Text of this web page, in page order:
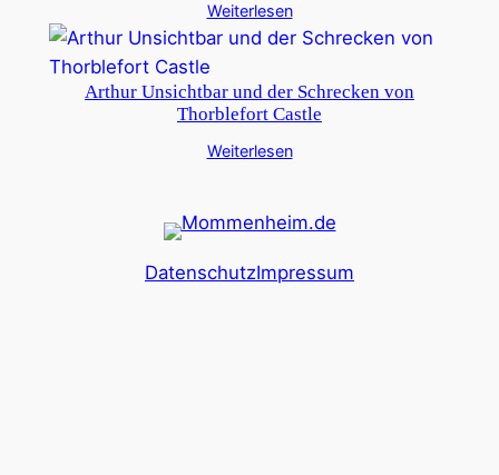
Weiterlesen
Arthur Unsichtbar und der Schrecken von
Thorblefort Castle
Weiterlesen
DatenschutzImpressum